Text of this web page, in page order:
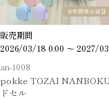
販売期間
2026/03/18 0:00 〜 2027/
an-1008
pokke TOZAI
ドセル